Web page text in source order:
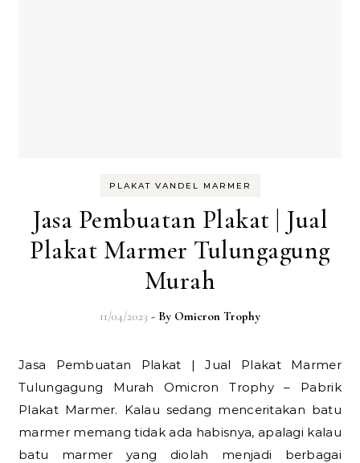
PLAKAT VANDEL MARMER
Jasa Pembuatan Plakat | Jual
Plakat Marmer Tulungagung
Murah
11/04/2023 - By Omicron Trophy
Jasa Pembuatan Plakat | Jual Plakat Marmer
Tulungagung Murah Omicron Trophy – Pabrik
Plakat Marmer. Kalau sedang menceritakan batu
marmer memang tidak ada habisnya, apalagi kalau
batu marmer yang diolah menjadi berbagai